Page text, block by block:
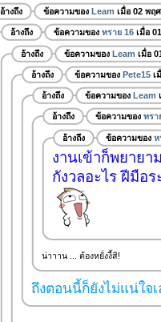
อ้างถึง ข้อความของ Leam เมื่อ 02 พฤ
อ้างถึง ข้อความของ ทราย 16เมื่อ
อ้างถึง ข้อความของ Leam เมื่อ
อ้างถึง ข้อความของ Pete15เ
อ้างถึง ข้อความของ Leam
อ้างถึง ข้อความของ ทรา
อ้างถึง ข้อความของ ห
งานเข้าก็พยายา
กังวลอะไร ฝีมือ
น่าาาน ... ต้องหยั่งงี้สิ!
ถึงตอนนี้ก็ยังไม่แน่ใจ